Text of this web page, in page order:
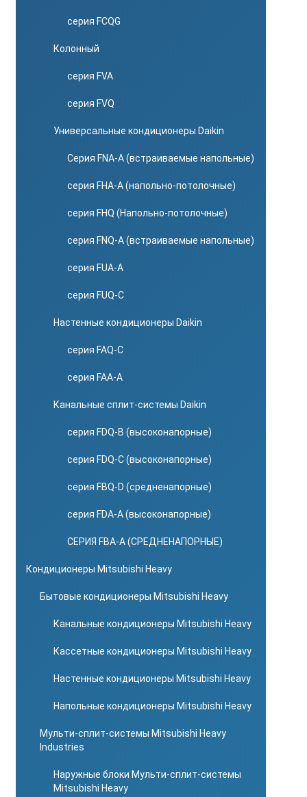
серия FCQG
Колонный
серия FVA
серия FVQ
Универсальные кондиционеры Daikin
Серия FNA-A (встраиваемые напольные)
серия FHA-A (напольно-потолочные)
серия FHQ (Напольно-потолочные)
серия FNQ-A (встраиваемые напольные)
серия FUA-A
серия FUQ-C
Настенные кондиционеры Daikin
серия FAQ-C
серия FAA-A
Канальные сплит-системы Daikin
серия FDQ-B (высоконапорные)
серия FDQ-C (высоконапорные)
серия FBQ-D (средненапорные)
серия FDA-A (высоконапорные)
СЕРИЯ FBA-A (СРЕДНЕНАПОРНЫЕ)
Кондиционеры Mitsubishi Heavy
Бытовые кондиционеры Mitsubishi Heavy
Канальные кондиционеры Mitsubishi Heavy
Кассетные кондиционеры Mitsubishi Heavy
Настенные кондиционеры Mitsubishi Heavy
Напольные кондиционеры Mitsubishi Heavy
Мульти-сплит-системы Mitsubishi Heavy
Industries
Наружные блоки Мульти-сплит-системы
Mitsubishi Heavy